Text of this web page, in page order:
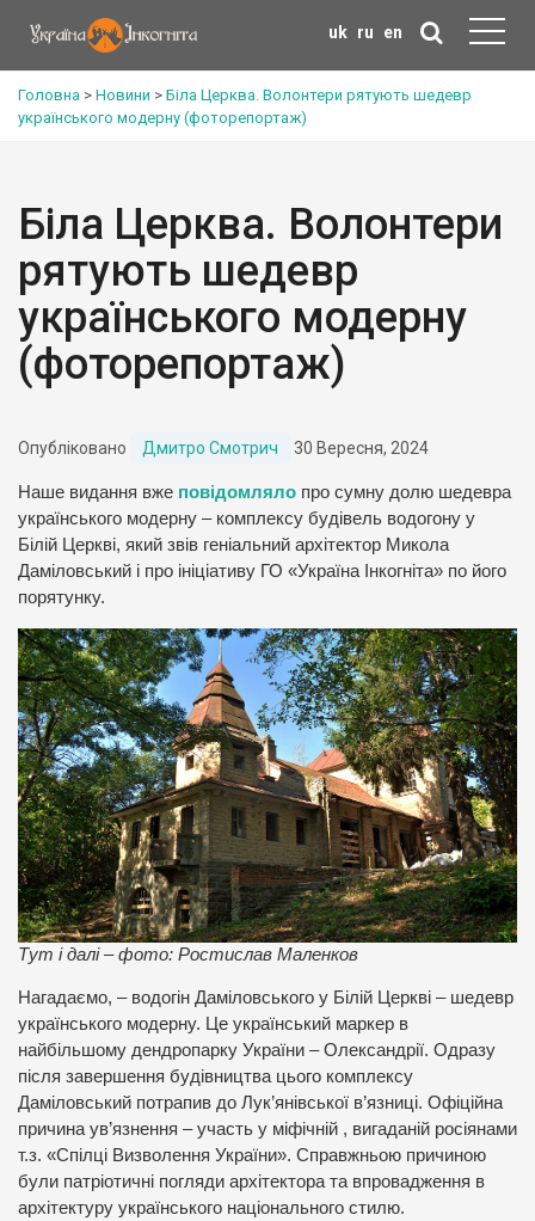
uk ru en
Головна > Новини > Біла Церква. Волонтери рятують шедевр
українського модерну (фоторепортаж)
Біла Церква. Волонтери
рятують шедевр
українського модерну
(фоторепортаж)
Опубліковано Дмитро Смотрич 30 Вересня, 2024
Наше видання вже повідомляло про сумну долю шедевра
українського модерну – комплексу будівель водогону у
Білій Церкві, який звів геніальний архітектор Микола
Даміловський і про ініціативу ГО «Україна Інкогніта» по його
порятунку.
Тут і далі – фото: Ростислав Маленков
Нагадаємо, – водогін Даміловського у Білій Церкві – шедевр
українського модерну. Це український маркер в
найбільшому дендропарку України – Олександрії. Одразу
після завершення будівництва цього комплексу
Даміловський потрапив до Лук’янівської в’язниці. Офіційна
причина ув’язнення – участь у міфічній , вигаданій росіянами
т.з. «Спілці Визволення України». Справжньою причиною
були патріотичні погляди архітектора та впровадження в
архітектуру українського національного стилю.